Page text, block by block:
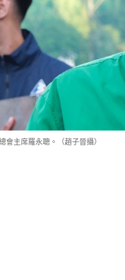
會主席羅永聰。（趙子晉攝）